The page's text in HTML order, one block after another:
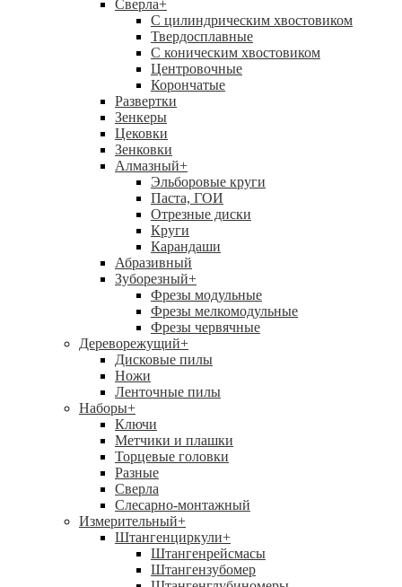
Сверла+
С цилиндрическим хвостовиком
Твердосплавные
С коническим хвостовиком
Центровочные
Корончатые
Развертки
Зенкеры
Цековки
Зенковки
Алмазный+
Эльборовые круги
Паста, ГОИ
Отрезные диски
Круги
Карандаши
Абразивный
Зуборезный+
Фрезы модульные
Фрезы мелкомодульные
Фрезы червячные
Дереворежущий+
Дисковые пилы
Ножи
Ленточные пилы
Наборы+
Ключи
Метчики и плашки
Торцевые головки
Разные
Сверла
Слесарно-монтажный
Измерительный+
Штангенциркули+
Штангенрейсмасы
Штангензубомер